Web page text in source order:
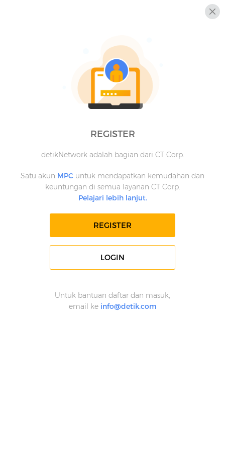
REGISTER
detikNetwork adalah bagian dari CT Corp.
Satu akun MPC untuk mendapatkan kemudahan dan
keuntungan di semua layanan CT Corp.
Pelajari lebih lanjut.
REGISTER
LOGIN
Untuk bantuan daftar dan masuk,
email ke info@detik.com